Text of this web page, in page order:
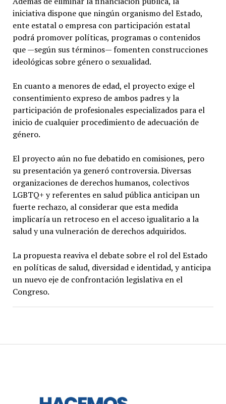
iniciativa dispone que ningún organismo del Estado,
ente estatal o empresa con participación estatal
podrá promover políticas, programas o contenidos
que —según sus términos— fomenten construcciones
ideológicas sobre género o sexualidad.
En cuanto a menores de edad, el proyecto exige el
consentimiento expreso de ambos padres y la
participación de profesionales especializados para el
inicio de cualquier procedimiento de adecuación de
género.
El proyecto aún no fue debatido en comisiones, pero
su presentación ya generó controversia. Diversas
organizaciones de derechos humanos, colectivos
LGBTQ+ y referentes en salud pública anticipan un
fuerte rechazo, al considerar que esta medida
implicaría un retroceso en el acceso igualitario a la
salud y una vulneración de derechos adquiridos.
La propuesta reaviva el debate sobre el rol del Estado
en políticas de salud, diversidad e identidad, y anticipa
un nuevo eje de confrontación legislativa en el
Congreso.